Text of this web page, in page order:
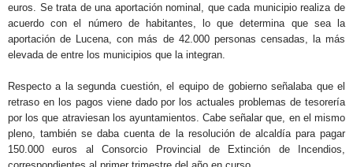
euros. Se trata de una aportación nominal, que cada municipio realiza de
acuerdo con el número de habitantes, lo que determina que sea la
aportación de Lucena, con más de 42.000 personas censadas, la más
elevada de entre los municipios que la integran.
Respecto a la segunda cuestión, el equipo de gobierno señalaba que el
retraso en los pagos viene dado por los actuales problemas de tesorería
por los que atraviesan los ayuntamientos. Cabe señalar que, en el mismo
pleno, también se daba cuenta de la resolución de alcaldía para pagar
150.000 euros al Consorcio Provincial de Extinción de Incendios,